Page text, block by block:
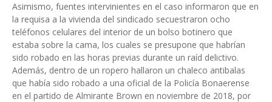
Asimismo, fuentes intervinientes en el caso informaron que en
la requisa a la vivienda del sindicado secuestraron ocho
teléfonos celulares del interior de un bolso botinero que
estaba sobre la cama, los cuales se presupone que habrían
sido robado en las horas previas durante un raíd delictivo.
Además, dentro de un ropero hallaron un chaleco antibalas
que había sido robado a una oficial de la Policía Bonaerense
en el partido de Almirante Brown en noviembre de 2018, por